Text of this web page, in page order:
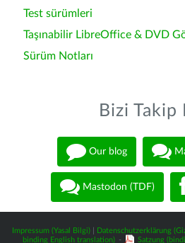
Test sürümleri
Taşınabilir LibreOffice & DVD
Sürüm Notları
Bizi Takip
Our blog
Mastodon (TDF)
Impressum (Yasal Bilgi) Datenschutzerklärung
binding English translation) - Satzung